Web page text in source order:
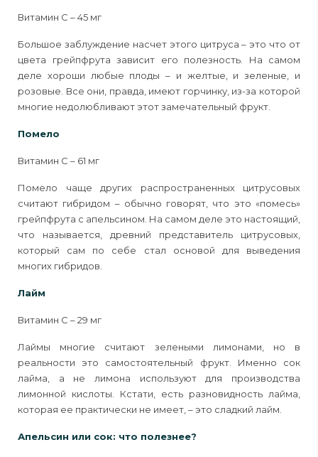
Витамин С – 45 мг
Большое заблуждение насчет этого цитруса – это что от
цвета грейпфрута зависит его полезность. На самом
деле хороши любые плоды – и желтые, и зеленые, и
розовые. Все они, правда, имеют горчинку, из-за которой
многие недолюбливают этот замечательный фрукт.
Помело
Витамин С – 61 мг
Помело чаще других распространенных цитрусовых
считают гибридом – обычно говорят, что это «помесь»
грейпфрута с апельсином. На самом деле это настоящий,
что называется, древний представитель цитрусовых,
который сам по себе стал основой для выведения
многих гибридов.
Лайм
Витамин С – 29 мг
Лаймы многие считают зелеными лимонами, но в
реальности это самостоятельный фрукт. Именно сок
лайма, а не лимона используют для производства
лимонной кислоты. Кстати, есть разновидность лайма,
которая ее практически не имеет, – это сладкий лайм.
Апельсин или сок: что полезнее?